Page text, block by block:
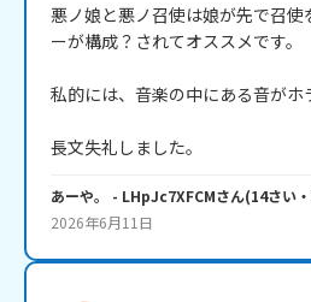
悪ノ娘と悪ノ召使は娘が先で召使
ーが構成？されてオススメです。
私的には、音楽の中にある音が
長文失礼しました。
あーや。 - LHpJc7XFCMさん(14さい・
2026年6月11日